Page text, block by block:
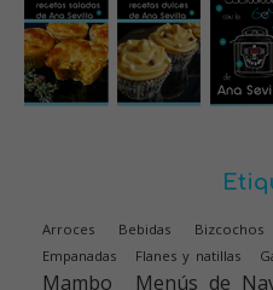
Arroces Bebidas Bizcochos
Empanadas Flanes y natillas
Mambo Menús de